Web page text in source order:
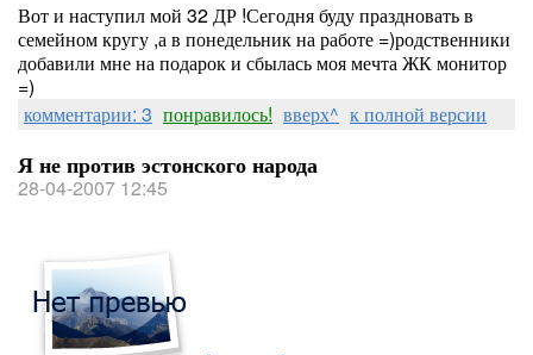
Вот и наступил мой 32 ДР !Сегодня буду праздновать в
семейном кругу ,а в понедельник на работе =)родственники
добавили мне на подарок и сбылась моя мечта ЖК монитор
=)
комментарии: 3 понравилось! вверх^ к полной версии
Я не против эстонского народа
28-04-2007 12:45